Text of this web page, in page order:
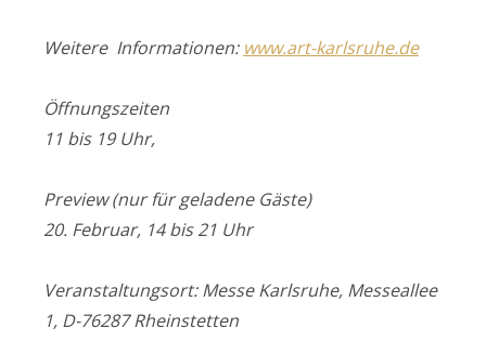
Weitere Informationen: www.art-karlsruhe.de
Öffnungszeiten
11 bis 19 Uhr,
Preview (nur für geladene Gäste)
20. Februar, 14 bis 21 Uhr
Veranstaltungsort:Messe Karlsruhe, Messeallee
1, D-76287 Rheinstetten